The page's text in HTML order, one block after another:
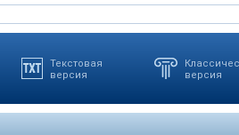
Текстовая
версия
версия